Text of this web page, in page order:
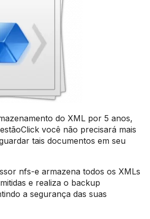
do XML por 5 anos,
você não precisará mais
tais documentos em seu
nfs-e armazena todos os XMLs
e realiza o backup
a segurança das suas